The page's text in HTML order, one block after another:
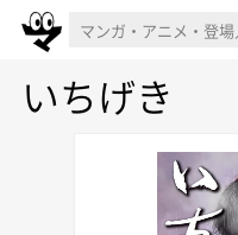
いちげき